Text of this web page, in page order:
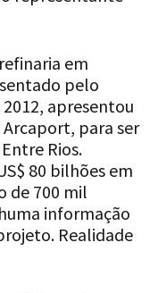
em
pelo
apresentou
para ser
Rios.
80 bilhões em
de 700 mil
informação
Realidade